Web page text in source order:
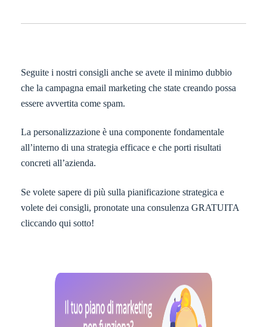
Seguite i nostri consigli anche se avete il minimo dubbio
che la campagna email marketing che state creando possa
essere avvertita come spam.
La personalizzazione è una componente fondamentale
all’interno di una strategia efficace e che porti risultati
concreti all’azienda.
Se volete sapere di più sulla pianificazione strategica e
volete dei consigli, pronotate una consulenza GRATUITA
cliccando qui sotto!